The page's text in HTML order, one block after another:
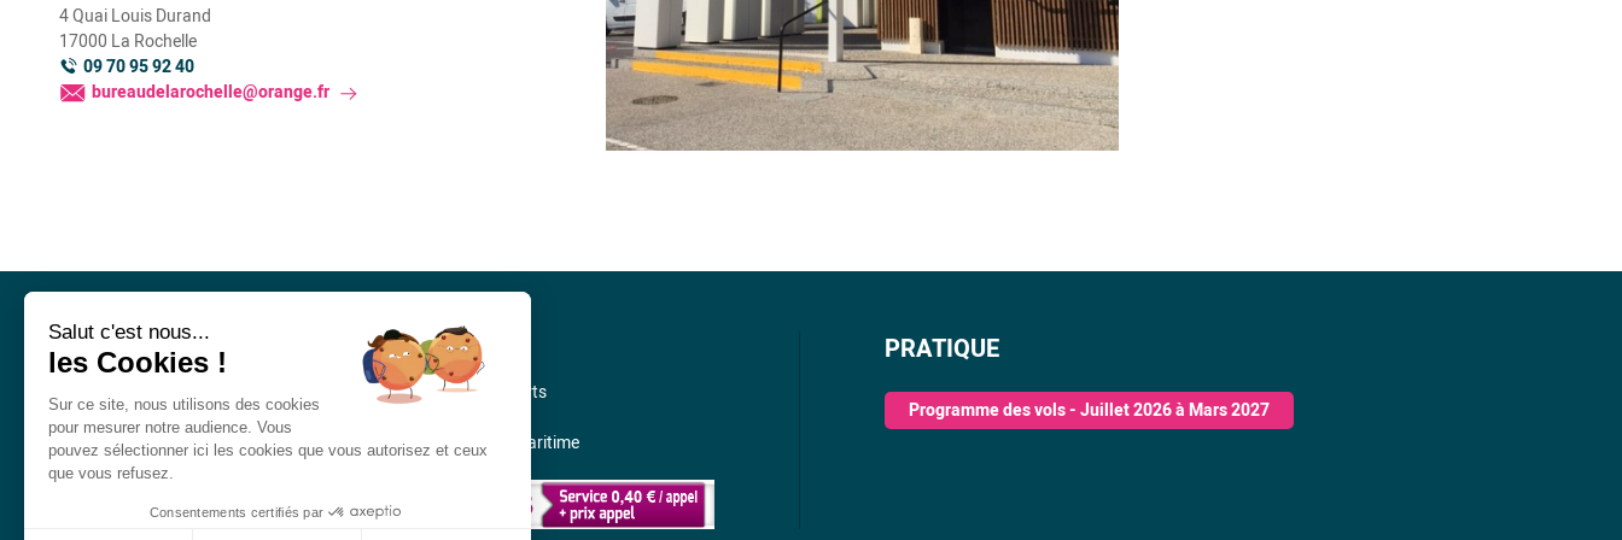
4 Quai Louis Durand
17000 La Rochelle
09 70 95 92 40
bureaudelarochelle@orange.fr
CONTACT
Syndicat Mixte des Aéroports
et Rochefort – Charente-Maritime
PRATIQUE
Programme des vols - Juillet 2026 à Mars 2027
Salut c'est nous...
les Cookies !
Sur ce site, nous utilisons des cookies
pour mesurer notre audience. Vous
pouvez sélectionner ici les cookies que vous autorisez et ceux
que vous refusez.
Consentements certifiés par